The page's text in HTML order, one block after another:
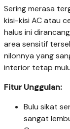
Sering merasa
kisi-kisi AC atau
halus ini
area sensitif
nilonnya yang
interior tetap
Fitur Unggulan:
Bulu sikat
sangat